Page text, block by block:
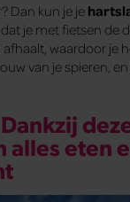
Dan kun je je
je met fietsen de
waardoor je
van je spieren,
Dankzij
alles eten